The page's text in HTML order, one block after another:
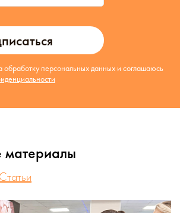
обработку персональных данных и соглашаюсь
материалы
Статьи